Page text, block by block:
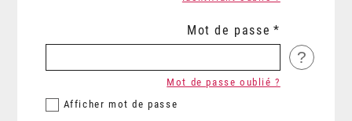
Mot de passe
?
Afficher mot de passe
Mot de passe oublié ?